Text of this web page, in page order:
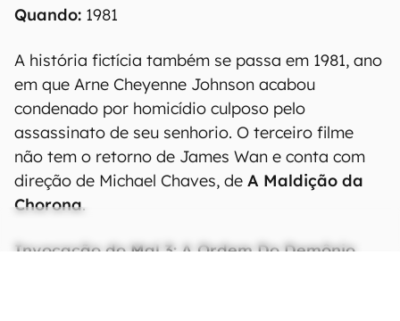
Quando: 1981
A história fictícia também se passa em 1981, ano
em que Arne Cheyenne Johnson acabou
condenado por homicídio culposo pelo
assassinato de seu senhorio. O terceiro filme
não tem o retorno de James Wan e conta com
direção de Michael Chaves, de A Maldição da
Chorona.
Invocação do Mal 3: A Ordem Do Demônio